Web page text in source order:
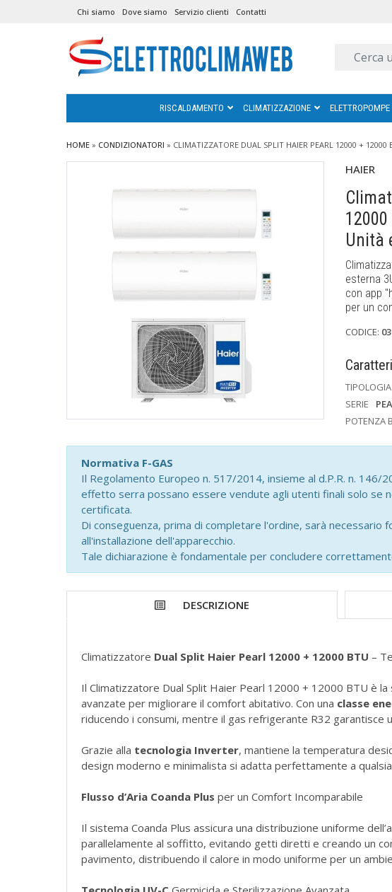
Chi siamo Dove siamo Servizio clienti Contatti
RISCALDAMENTO CLIMATIZZAZIONE ELETTROPOMPE
HOME» CONDIZIONATORI » CLIMATIZZATORE DUAL SPLIT HAIER PEARL 12000 + 12000
HAIER
Unità
esterna
con app
per un
CODICE:
TIPOLOGIA
SERIE
POTENZA
Normativa F-GAS
Il Regolamento Europeo n. 517/2014, insieme al d.P.R. n.
effetto serra possano essere vendute agli utenti finali solo se
certificata.
Di conseguenza, prima di completare l'ordine, sarà
all'installazione dell'apparecchio.
Tale dichiarazione è fondamentale per concludere
DESCRIZIONE
Climatizzatore Dual Split Haier Pearl 12000 + 12000 BTU –
Il Climatizzatore Dual Split Haier Pearl 12000 + 12000 BTU è
avanzate per migliorare il comfort abitativo. Con una classe
riducendo i consumi, mentre il gas refrigerante R32 garantisce
Grazie alla tecnologia Inverter, mantiene la temperatura
design moderno e minimalista si adatta perfettamente a
Flusso d’Aria Coanda Plus per un Comfort Incomparabile
Il sistema Coanda Plus assicura una distribuzione uniforme
parallelamente al soffitto, evitando getti diretti e creando un
pavimento, distribuendo il calore in modo uniforme per un